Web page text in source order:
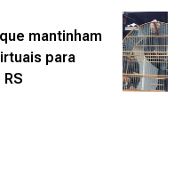
mantinham
para